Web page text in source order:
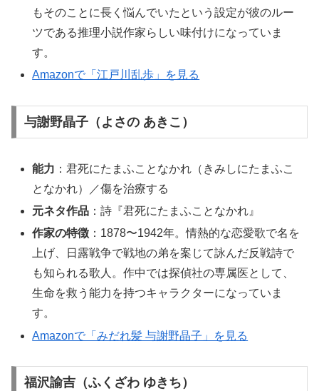
もそのことに長く悩んでいたという設定が彼のルー
ツである推理小説作家らしい味付けになっていま
す。
Amazonで「江戸川乱歩」を見る
与謝野晶子（よさの あきこ）
能力 ：君死にたまふことなかれ（きみしにたまふこ
となかれ）／傷を治療する
元ネタ作品 ：詩『君死にたまふことなかれ』
作家の特徴 ：1878〜1942年。情熱的な恋愛歌で名を
上げ、日露戦争で戦地の弟を案じて詠んだ反戦詩で
も知られる歌人。作中では探偵社の専属医として、
生命を救う能力を持つキャラクターになっていま
す。
Amazonで「みだれ髪 与謝野晶子」を見る
福沢諭吉（ふくざわ ゆきち）